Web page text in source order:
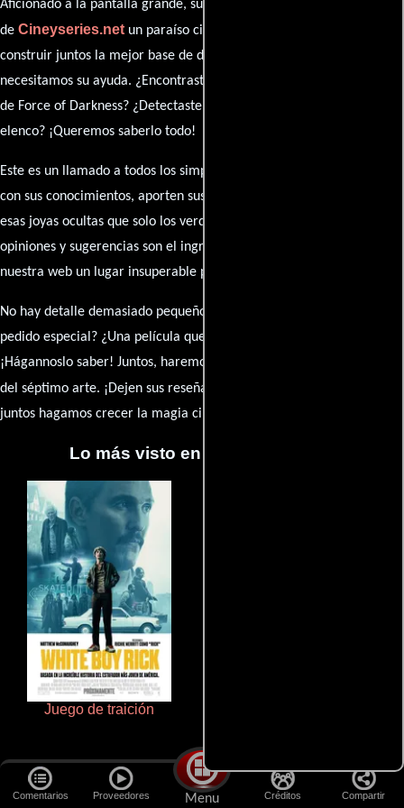
Comentarios Proveedores Menu Créditos Compartir
Aficionado a la pantalla grande, su participación es clave para hacer
de Cineyseries.netun paraíso cinéfilo completo. Queremos
construir juntos la mejor base de datos cinematográfica, pero
necesitamos su ayuda. ¿Encontraste algún dato faltante en la ficha
de Force of Darkness? ¿Detectaste algún error en la sinopsis o el
elenco? ¡Queremos saberlo todo!
Este es un llamado a todos los simpatizantes del cine: contribuyan
con sus conocimientos, aporten sus descubrimientos y compartan
esas joyas ocultas que solo los verdaderos fanáticos conocen. Sus
opiniones y sugerencias son el ingrediente secreto que hará de
nuestra web un lugar insuperable para los amantes del celuloide.
No hay detalle demasiado pequeño ni opinión insignificante. ¿Algún
pedido especial? ¿Una película que sueñas con ver reseñada?
¡Hágannoslo saber! Juntos, haremos de esta comunidad el epicentro
del séptimo arte. ¡Dejen sus reseña en la
juntos hagamos crecer la magia cinematográfica!
Lo más visto en Cineyseries.net
Juego de traición